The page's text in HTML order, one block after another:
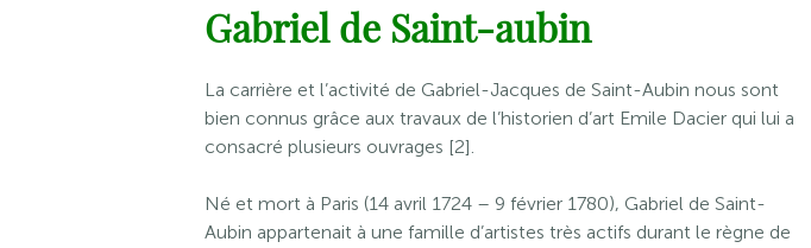
Gabriel de Saint-aubin
La carrière et l’activité de Gabriel-Jacques de Saint-Aubin nous sont
bien connus grâce aux travaux de l’historien d’art Emile Dacier qui lui a
consacré plusieurs ouvrages [2].
Né et mort à Paris (14 avril 1724 – 9 février 1780), Gabriel de Saint-
Aubin appartenait à une famille d’artistes très actifs durant le règne de